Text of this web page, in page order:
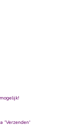
'Verzenden'